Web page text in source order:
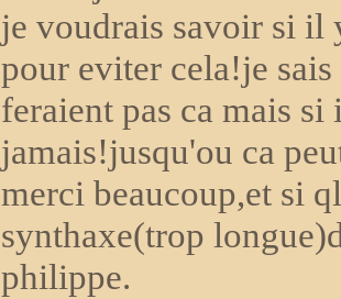
je voudrais savoir si il
pour eviter cela!je
feraient pas ca mais
jamais!jusqu'ou ca
merci beaucoup,et si
synthaxe(trop
philippe.